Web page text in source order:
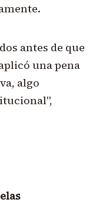
antes de que
una pena
algo